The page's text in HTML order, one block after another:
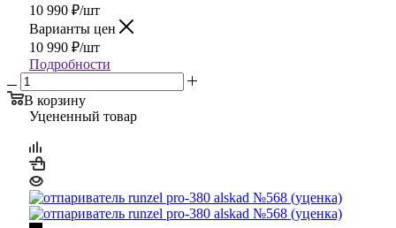
10 990 ₽/шт
Варианты цен
10 990 ₽/шт
Подробности
В корзину
Уцененный товар